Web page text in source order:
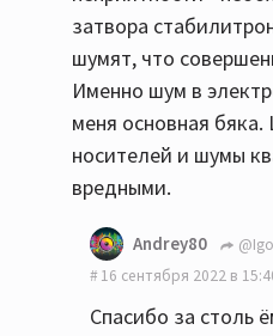
затвора
шумят, что
Именно шум в
меня основная
носителей и шумы
вредными.
Andrey80
16 сентября 2022 в
Спасибо за столь